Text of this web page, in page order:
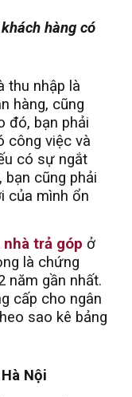
hàng có
thu nhập là
hàng, cũng
đó, bạn phải
công việc và
có sự ngắt
cũng phải
của mình ổn
nhà trả góp ở
là chứng
năm gần nhất.
cấp cho ngân
sao kê bảng
Nội